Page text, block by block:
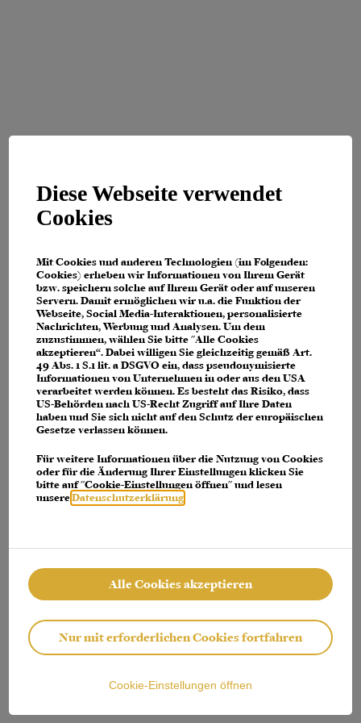
Diese Webseite verwendet
Cookies
Mit Cookies und anderen Technologien (im Folgenden:
Cookies) erheben wir Informationen von Ihrem Gerät
bzw. speichern solche auf Ihrem Gerät oder auf unseren
Servern. Damit ermöglichen wir u.a. die Funktion der
Webseite, Social Media-Interaktionen, personalisierte
Nachrichten, Werbung und Analysen. Um dem
zuzustimmen, wählen Sie bitte "Alle Cookies
akzeptieren“. Dabei willigen Sie gleichzeitig gemäß Art.
49 Abs. 1 S.1 lit. a DSGVO ein, dass pseudonymisierte
Informationen von Unternehmen in oder aus den USA
verarbeitet werden können. Es besteht das Risiko, dass
US-Behörden nach US-Recht Zugriff auf Ihre Daten
haben und Sie sich nicht auf den Schutz der europäischen
Gesetze verlassen können.
Für weitere Informationen über die Nutzung von Cookies
oder für die Änderung Ihrer Einstellungen klicken Sie
bitte auf "Cookie-Einstellungen öffnen" und lesen
unsereDatenschutzerklärung
Alle Cookies akzeptieren
Nur mit erforderlichen Cookies fortfahren
Cookie-Einstellungen öffnen
Application error: a client-side exception has occurred (see the browser
console for more information).